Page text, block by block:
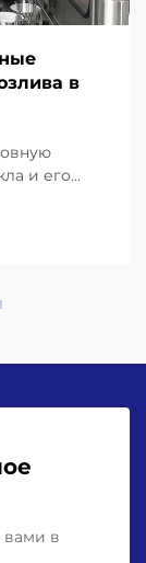
в
и его
вами в